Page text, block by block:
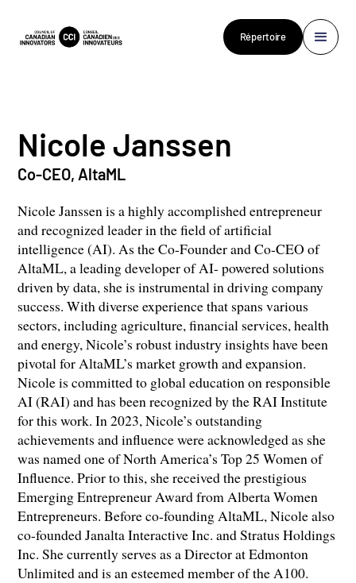
Répertoire
Nicole Janssen
Co-CEO, AltaML
Nicole Janssen is a highly accomplished entrepreneur
and recognized leader in the field of artificial
intelligence (AI). As the Co-Founder and Co-CEO of
AltaML, a leading developer of AI- powered solutions
driven by data, she is instrumental in driving company
success. With diverse experience that spans various
sectors, including agriculture, financial services, health
and energy, Nicole’s robust industry insights have been
pivotal for AltaML’s market growth and expansion.
Nicole is committed to global education on responsible
AI (RAI) and has been recognized by the RAI Institute
for this work. In 2023, Nicole’s outstanding
achievements and influence were acknowledged as she
was named one of North America’s Top 25 Women of
Influence. Prior to this, she received the prestigious
Emerging Entrepreneur Award from Alberta Women
Entrepreneurs. Before co-founding AltaML, Nicole also
co-founded Janalta Interactive Inc. and Stratus Holdings
Inc. She currently serves as a Director at Edmonton
Unlimited and is an esteemed member of the A100.